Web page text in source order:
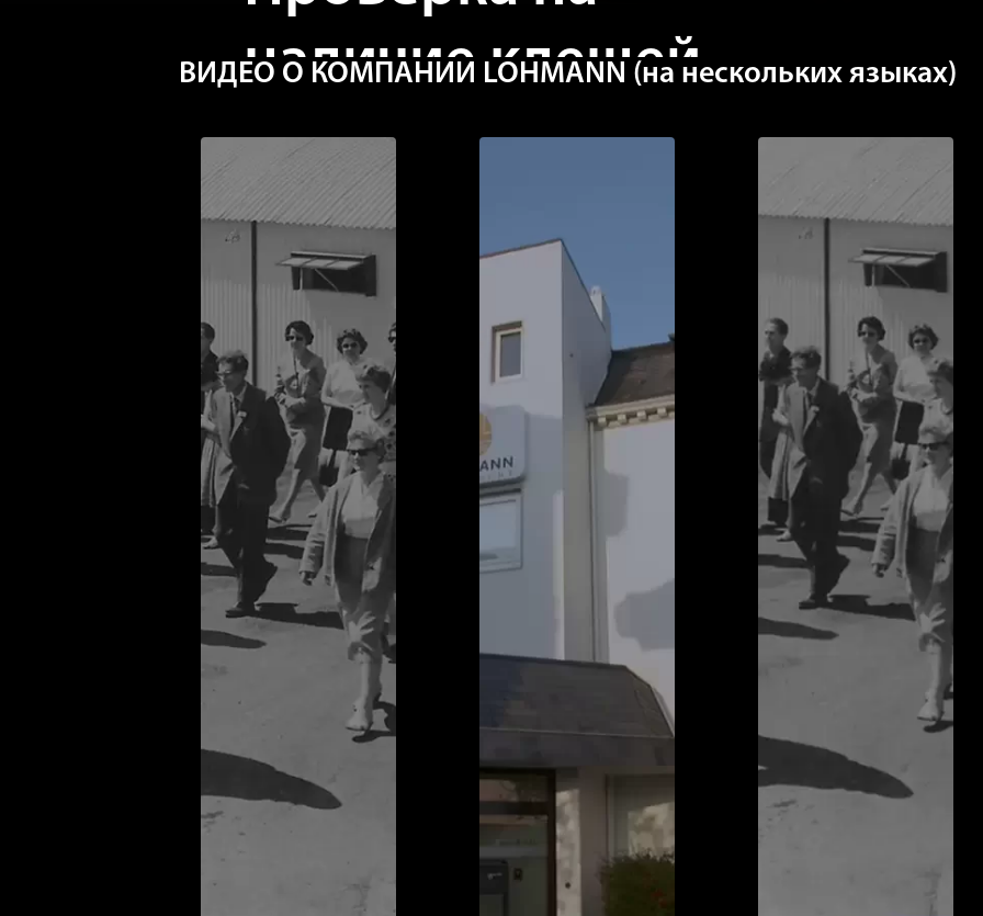
наличие клещей
Красные клещи — вредители, наличие которых
необходимо регулярно проверять. Они могут
спрятаться практически в любой щели и причинят
серьезный экономический ущерб стаду, если выйдут
из-под контроля!
ВИДЕО О КОМПАНИИ LOHMANN (на нескольких языках)